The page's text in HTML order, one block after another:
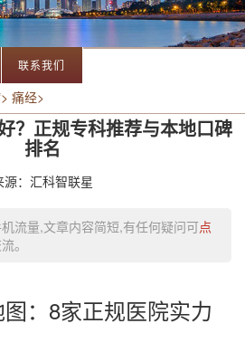
联系我们
> 痛经>
？正规专科推荐与本地口碑
排名
源：汇科智联星
流量,文章内容简短,有任何疑问可点
。
：8家正规医院实力